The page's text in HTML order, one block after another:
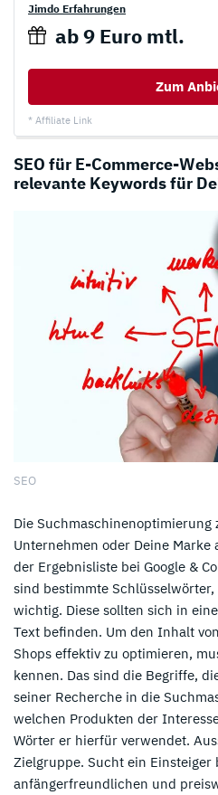
Jimdo Erfahrungen
ab 9 Euro mtl.
Zum
* Affiliate Link
SEO für E-Commerce-
relevante Keywords für
SEO
Die Suchmaschinenoptimierung
Unternehmen oder Deine Marke
der Ergebnisliste bei Google &
sind bestimmte
wichtig. Diese sollten sich in
Text befinden. Um den Inhalt
Shops effektiv zu optimieren,
kennen. Das sind die Begriffe,
seiner Recherche in die
welchen Produkten der
Wörter er hierfür verwendet.
Zielgruppe. Sucht ein
anfängerfreundlichen und